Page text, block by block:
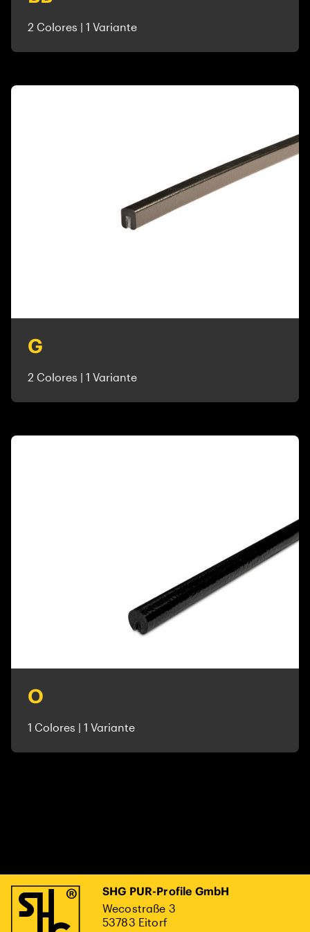
2 Colores | 1 Variante
G
2 Colores | 1 Variante
O
1 Colores | 1 Variante
SHG PUR-Profile GmbH
Wecostraße 3
53783 Eitorf